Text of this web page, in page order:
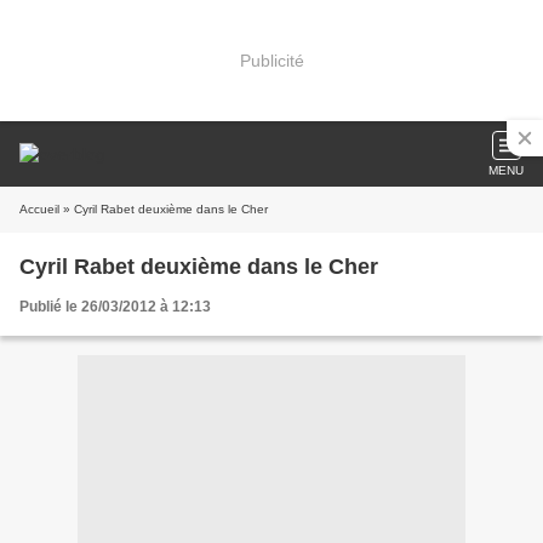
Publicité
MENU
Accueil » Cyril Rabet deuxième dans le Cher
Cyril Rabet deuxième dans le Cher
Publié le 26/03/2012 à 12:13